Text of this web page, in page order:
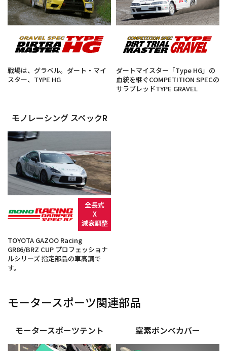
戦場は、グラベル。ダート・マイ
スター、TYPE HG
ダートマイスター「Type HG」の
血統を継ぐCOMPETITION SPECの
サラブレッドTYPE GRAVEL
モノレーシング スペックR
全長式
X
減衰調整
TOYOTA GAZOO Racing
GR86/BRZ CUP プロフェッショナ
ルシリーズ 指定部品の車高調で
す。
モータースポーツ関連部品
モータースポーツテント 窒素ボンベカバー